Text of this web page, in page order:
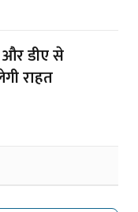
और डीए से
राहत